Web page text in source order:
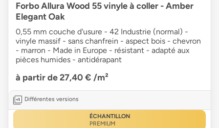
Forbo Allura Wood 55 vinyle à coller - Amber
Elegant Oak
0,55 mm couche d'usure - 42 Industrie (normal) -
vinyle massif - sans chanfrein - aspect bois - chevron
- marron - Made in Europe - résistant - adapté aux
pièces humides - antidérapant
à partir de 27,40 € /m²
Différentes versions
ÉCHANTILLON
PREMIUM